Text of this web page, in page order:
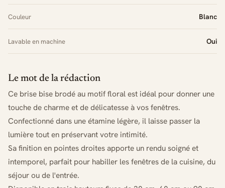
Couleur Blanc
Lavable en machine Oui
Le mot de la rédaction
Ce brise bise brodé au motif floral est idéal pour donner une
touche de charme et de délicatesse à vos fenêtres.
Confectionné dans une étamine légère, il laisse passer la
lumière tout en préservant votre intimité.
Sa finition en pointes droites apporte un rendu soigné et
intemporel, parfait pour habiller les fenêtres de la cuisine, du
séjour ou de l'entrée.